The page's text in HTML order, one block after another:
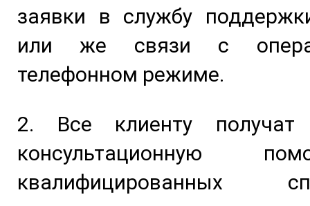
заявки в службу
или же связи с
телефонном режиме.
2. Все клиенту получат
консультационную
квалифицированных